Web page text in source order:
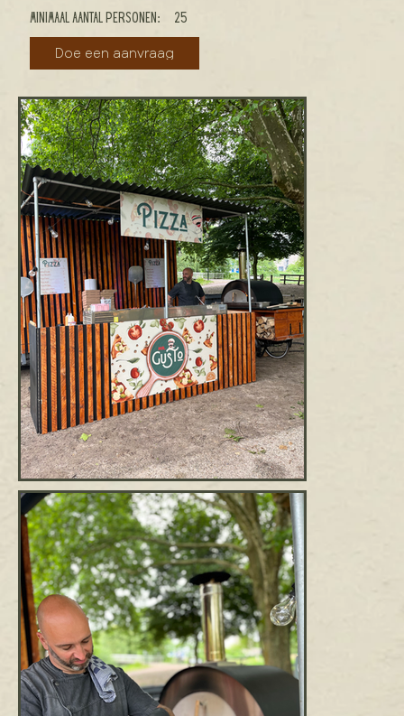
Minimaal aantal personen: 25
Doe een aanvraag